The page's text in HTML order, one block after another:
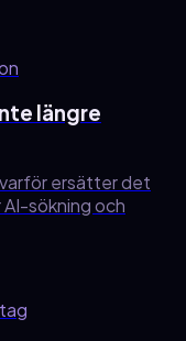
längre
ersätter det
sökning och